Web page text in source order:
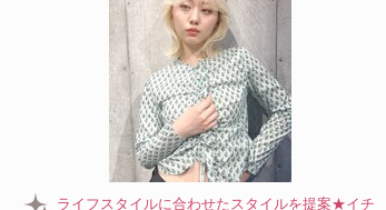
ライフスタイルに合わせたスタイルを提案★イチ